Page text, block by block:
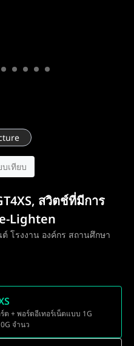
บเทียบ
สวิตช์ที่มีการ
Lighten
โรงงาน องค์กร สถานศึกษา
ต + พอร์ตอีเทอร์เน็ตแบบ 1G
จำนว